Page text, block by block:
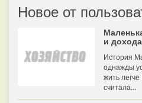
Новое от
и дохода
История
однажды
жить
считала...